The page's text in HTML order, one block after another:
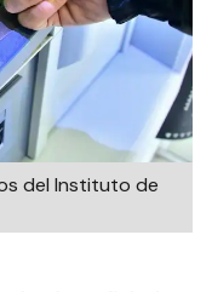
del Instituto de